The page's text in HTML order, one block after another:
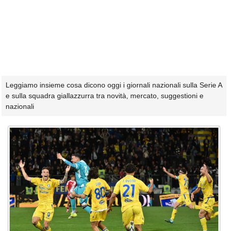
Leggiamo insieme cosa dicono oggi i giornali nazionali sulla Serie A
e sulla squadra giallazzurra tra novità, mercato, suggestioni e
nazionali